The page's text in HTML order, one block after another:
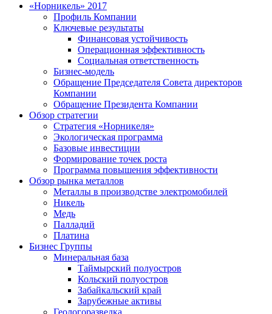
«Норникель» 2017
Профиль Компании
Ключевые результаты
Финансовая устойчивость
Операционная эффективность
Социальная ответственность
Бизнес-модель
Обращение Председателя Совета директоров
Компании
Обращение Президента Компании
Обзор стратегии
Стратегия «Норникеля»
Экологическая программа
Базовые инвестиции
Формирование точек роста
Программа повышения эффективности
Обзор рынка металлов
Металлы в производстве электромобилей
Никель
Медь
Палладий
Платина
Бизнес Группы
Минеральная база
Таймырский полуостров
Кольский полуостров
Забайкальский край
Зарубежные активы
Геологоразведка